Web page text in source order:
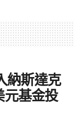
納斯達克
元基金投